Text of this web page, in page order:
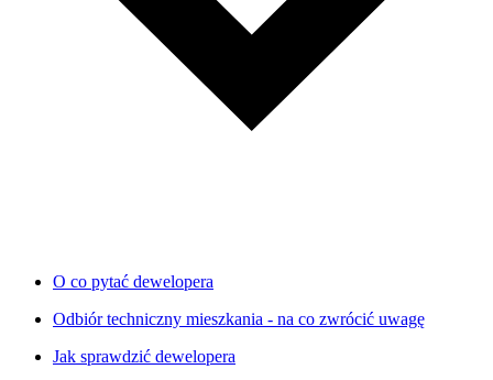
O co pytać dewelopera
Odbiór techniczny mieszkania - na co zwrócić uwagę
Jak sprawdzić dewelopera